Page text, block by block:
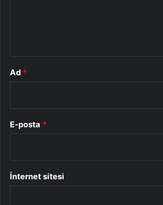
Ad *
E-posta *
İnternet sitesi